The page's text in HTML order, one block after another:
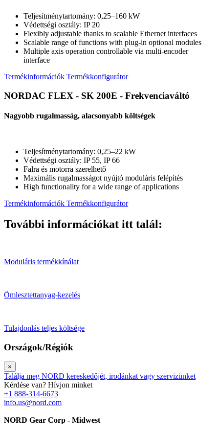
Teljesítménytartomány: 0,25–160 kW
Védettségi osztály: IP 20
Flexibly adjustable thanks to scalable Ethernet interfaces
Scalable range of functions with plug-in optional modules
Multiple axis operation controllable via multi-encoder
interface
Termékinformációk Termékkonfigurátor
NORDAC FLEX - SK 200E - Frekvenciaváltó
Nagyobb rugalmasság, alacsonyabb költségek
Teljesítménytartomány: 0,25–22 kW
Védettségi osztály: IP 55, IP 66
Falra és motorra szerelhető
Maximális rugalmasságot nyújtó moduláris felépítés
High functionality for a wide range of applications
Termékinformációk Termékkonfigurátor
További információkat itt talál:
Moduláris termékkínálat
Ömlesztettanyag-kezelés
Tulajdonlás teljes költsége
Országok/Régiók
×
Találja meg NORD kereskedőjét, irodánkat vagy szervizünket
Kérdése van? Hívjon minket
+1 888-314-6673
info.us@nord.com
NORD Gear Corp - Midwest